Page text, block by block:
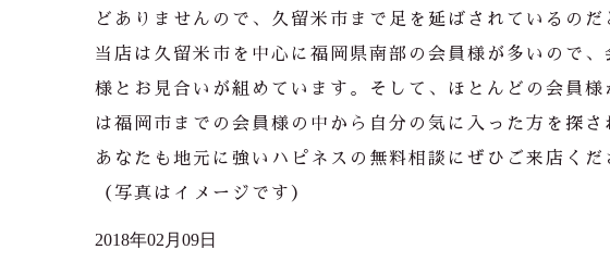
どありませんので、久留米市まで足を延ばされているのだ
当店は久留米市を中心に福岡県南部の会員様が多いので
様とお見合いが組めています。そして、ほとんどの会員
は福岡市までの会員様の中から自分の気に入った方を探さ
あなたも地元に強いハピネスの無料相談にぜひご来店くだ
（写真はイメージです）
2018年02月09日